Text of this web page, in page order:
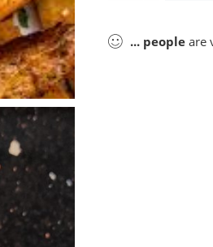
... people are